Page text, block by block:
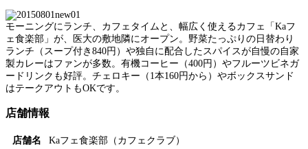
モーニングにランチ、カフェタイムと、幅広く使えるカフェ「Kaフ
ェ食楽部」が、医大の敷地隣にオープン。野菜たっぷりの日替わり
ランチ（スープ付き840円）や独自に配合したスパイスが自慢の自家
製カレーはファンが多数。有機コーヒー（400円）やフルーツビネガ
ードリンクも好評。チェロキー（1本160円から）やボックスサンド
はテークアウトもOKです。
店舗情報
店舗名
Kaフェ食楽部（カフェクラブ）